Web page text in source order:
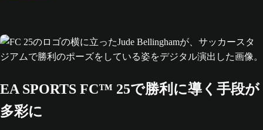
EA SPORTS FC™ 25で勝利に導く手段が
多彩に